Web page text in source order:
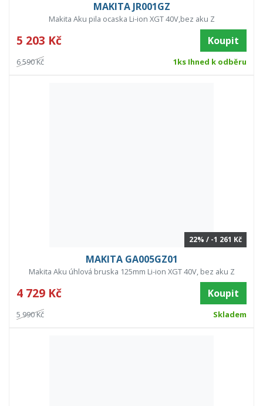
MAKITA JR001GZ
Makita Aku pila ocaska Li-ion XGT 40V,bez aku Z
5 203 Kč Koupit
6 590 Kč 1ks Ihned k odběru
22% / -1 261 Kč
MAKITA GA005GZ01
Makita Aku úhlová bruska 125mm Li-ion XGT 40V, bez aku Z
4 729 Kč Koupit
5 990 Kč Skladem